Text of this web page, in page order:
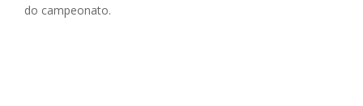
do campeonato.